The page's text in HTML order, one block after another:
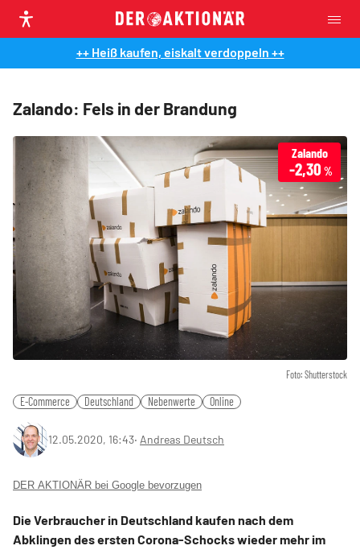
++ Heiß kaufen, eiskalt verdoppeln ++
Zalando: Fels in der Brandung
Foto: Shutterstock
Zalando
-2,30 %
E-Commerce Deutschland Nebenwerte Online
12.05.2020, 16:43‧ Andreas Deutsch
DER AKTIONÄR bei Google bevorzugen
Die Verbraucher in Deutschland kaufen nach dem
Abklingen des ersten Corona-Schocks wieder mehr im